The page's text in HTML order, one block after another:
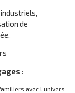
de
:
avec l’univers